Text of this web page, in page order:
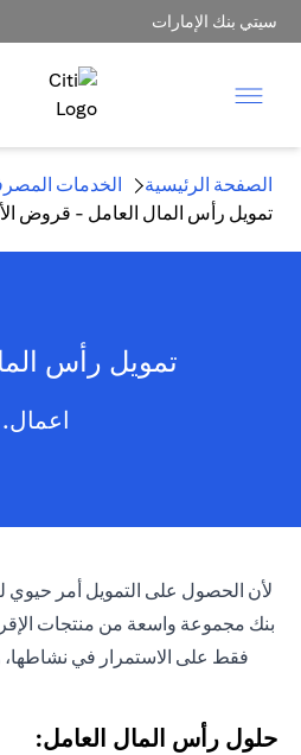
سيتي بنك الإمارات
الصفحة الرئيسية
الخدمات
تمويل رأس المال العامل - قروض
تمويل رأس
اعمال.
لأن الحصول على التمويل أمر حيوي
بنك مجموعة واسعة من منتجات
فقط على الاستمرار في نشاطها،
حلول رأس المال العامل: